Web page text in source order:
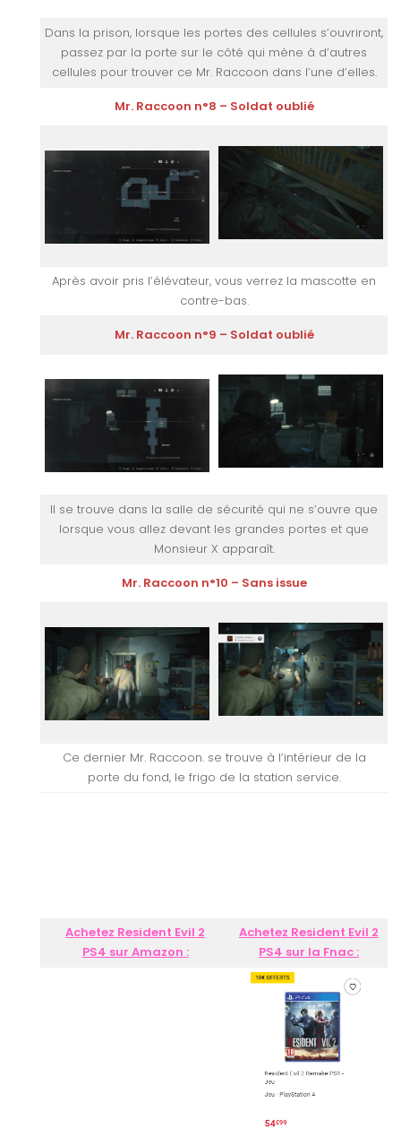
Dans la prison, lorsque les portes des cellules s’ouvriront,
passez par la porte sur le côté qui mène à d’autres
cellules pour trouver ce Mr. Raccoon dans l’une d’elles.
Mr. Raccoon n°8 – Soldat oublié
Après avoir pris l’élévateur, vous verrez la mascotte en
contre-bas.
Mr. Raccoon n°9 – Soldat oublié
Il se trouve dans la salle de sécurité qui ne s’ouvre que
lorsque vous allez devant les grandes portes et que
Monsieur X apparaît.
Mr. Raccoon n°10 – Sans issue
Ce dernier Mr. Raccoon. se trouve à l’intérieur de la
porte du fond, le frigo de la station service.
Achetez Resident Evil 2
PS4 sur Amazon :
Achetez Resident Evil 2
PS4 sur la Fnac :